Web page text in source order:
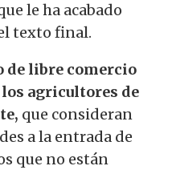
le ha acabado
texto final.
de libre comercio
agricultores de
que consideran
a la entrada de
que no están